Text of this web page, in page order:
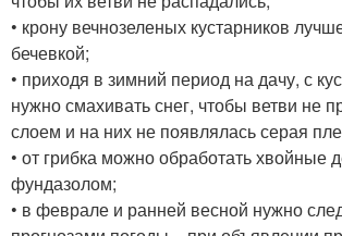
• крону вечнозеленых кустарников
бечевкой;
• приходя в зимний период на дачу, с
нужно смахивать снег, чтобы ветви не
слоем и на них не появлялась серая
• от грибка можно обработать хвойные
фундазолом;
• в феврале и ранней весной нужно